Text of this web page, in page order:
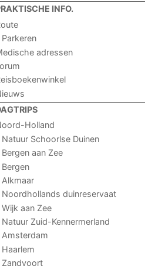
INFO.
adressen
Holland
Schoorlse Duinen
aan Zee
duinreservaat
aan Zee
Zuid-Kennermerland